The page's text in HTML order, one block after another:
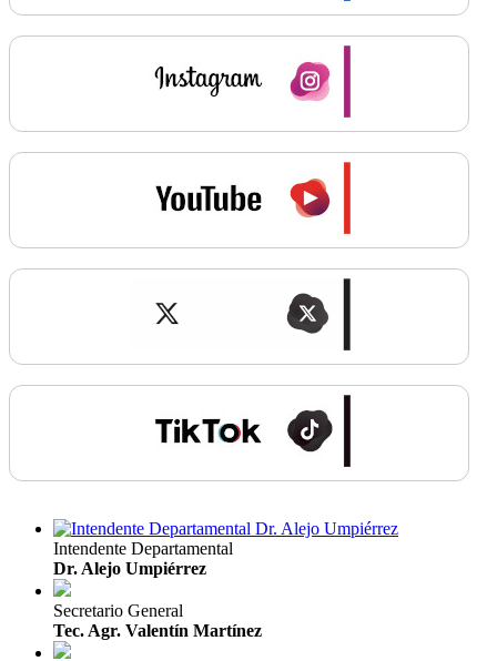
Intendente Departamental
Dr. Alejo Umpiérrez
Secretario General
Tec. Agr. Valentín Martínez